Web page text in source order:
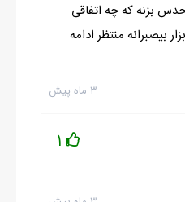
بزنه که چه اتفاقی
بیصبرانه منتظر ادامه
۳ ماه پیش
1